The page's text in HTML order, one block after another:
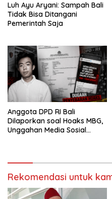
Luh Ayu Aryani: Sampah Bali
Tidak Bisa Ditangani
Pemerintah Saja
Anggota DPD RI Bali
Dilaporkan soal Hoaks MBG,
Unggahan Media Sosial
Rekomendasi untuk